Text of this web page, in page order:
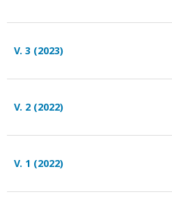
V. 3 (2023)
V. 2 (2022)
V. 1 (2022)